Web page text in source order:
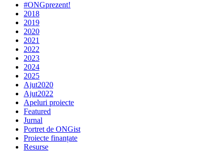
#ONGprezent!
2018
2019
2020
2021
2022
2023
2024
2025
Ajut2020
Ajut2022
Apeluri proiecte
Featured
Jurnal
Portret de ONGist
Proiecte finanțate
Resurse